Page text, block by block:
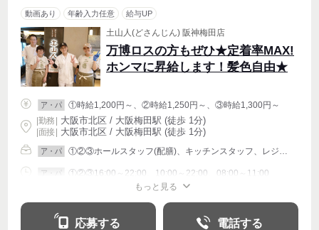
動画あり 年齢入力任意 給与UP
土山人(どさんじん) 阪神梅田店
万博ロスの方もぜひ★定着率MAX!
ホンマに昇給します！髪色自由★
ア・パ
①時給1,200円～、②時給1,250円～、③時給1,300円～
|勤務 大阪市北区 / 大阪梅田駅 (徒歩 1分)
| 面接 | 大阪市北区 / 大阪梅田駅 (徒歩 1分)
ア・パ ①②③ホールスタッフ(配膳)、キッチンスタッフ、レジ打ち
ア・パ ①②③16:00～22:00、10:00～22:00、08:00～11:00
もっと見る
応募する 電話する